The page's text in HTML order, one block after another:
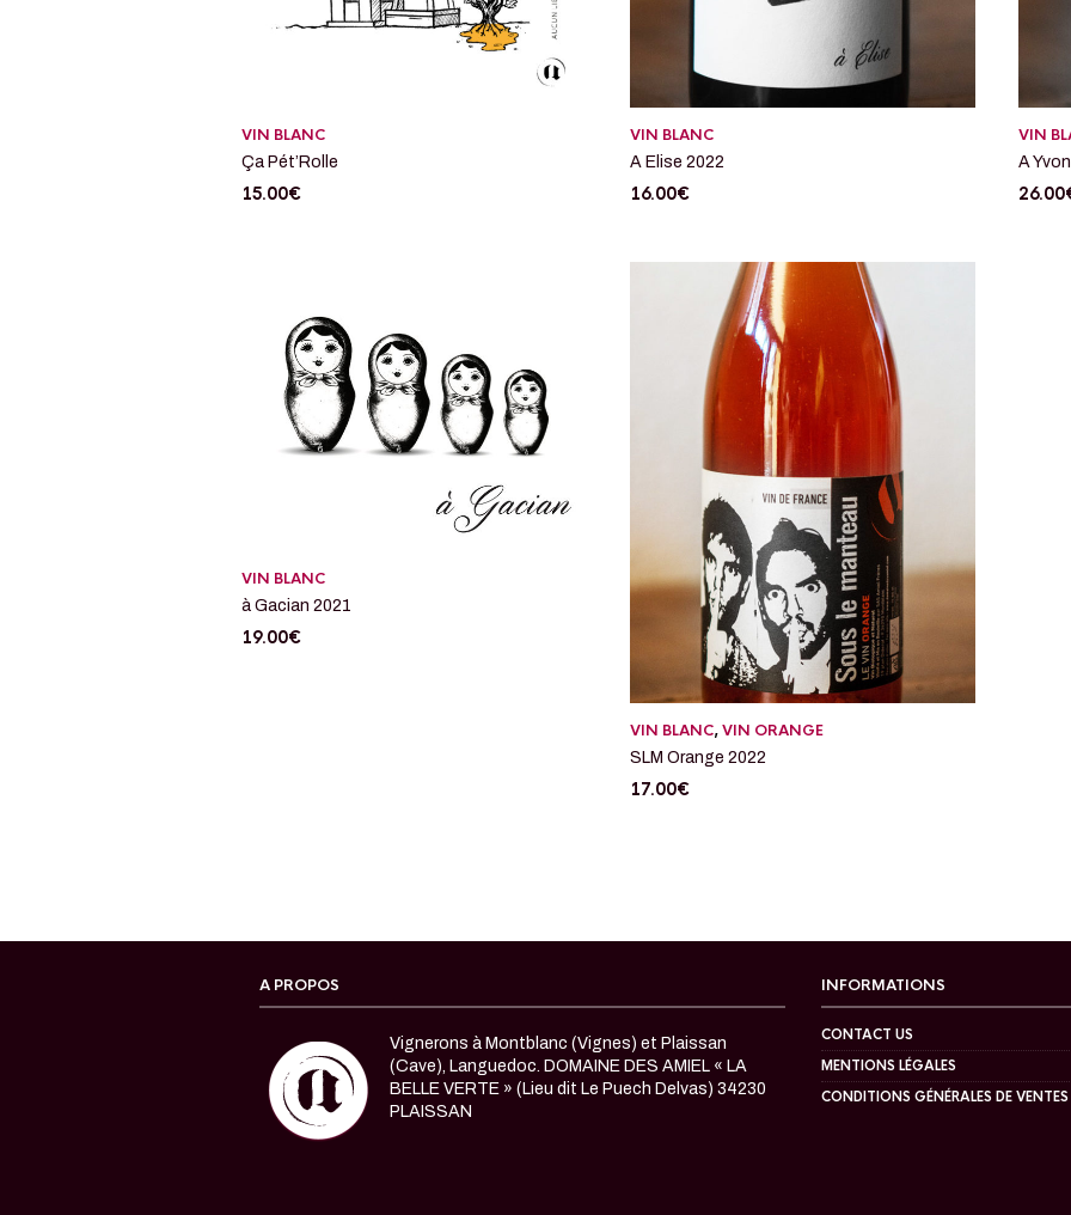
VIN BLANC
Ça Pét’Rolle
15.00€
VIN BLANC
A Elise 2022
16.00€
VIN
A
26.00
VIN BLANC
à Gacian 2021
19.00€
VIN BLANC,VIN ORANGE
SLM Orange 2022
17.00€
A PROPOS
Vignerons à Montblanc (Vignes) et Plaissan
(Cave), Languedoc. DOMAINE DES AMIEL « LA
BELLE VERTE » (Lieu dit Le Puech Delvas) 34230
PLAISSAN
INFORMATIONS
CONTACT US
MENTIONS LÉGALES
CONDITIONS GÉNÉRALES DE VENTES